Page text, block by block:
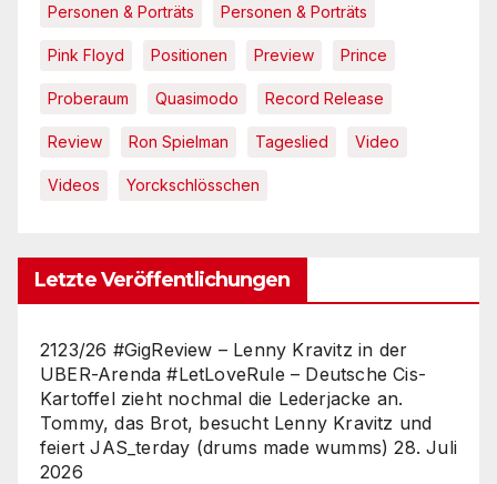
Personen & Porträts Personen & Porträts
Pink Floyd Positionen Preview Prince
Proberaum Quasimodo Record Release
Review Ron Spielman Tageslied Video
Videos Yorckschlösschen
Letzte Veröffentlichungen
2123/26 #GigReview – Lenny Kravitz in der
UBER-Arenda #LetLoveRule – Deutsche Cis-
Kartoffel zieht nochmal die Lederjacke an.
Tommy, das Brot, besucht Lenny Kravitz und
feiert JAS_terday (drums made wumms) 28. Juli
2026